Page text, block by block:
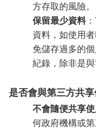
方存取的風險。
保留最少資料
資料，如使用
免儲存過多的
紀錄，除非是與
是否會與第三方共
不會隨便共享
何政府機構或